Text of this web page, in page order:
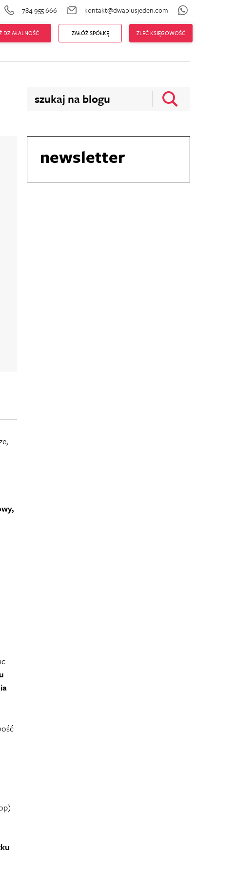
784 955 666 kontakt@dwaplusjeden.com
DZIAŁALNOŚĆ ZAŁÓŻ SPÓŁKĘ ZLEĆ KSIĘGOWOŚĆ
ZUS
Prowadzę firmę
newsletter